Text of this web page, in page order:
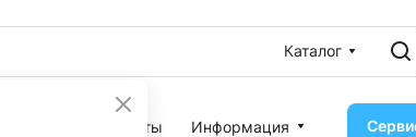
Каталог
Контакты Информация